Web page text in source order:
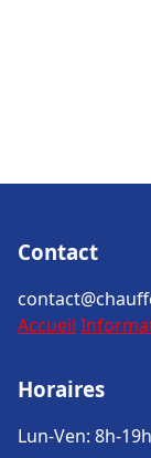
Contact
Accueil
Horaires
Lun-Ven: 8h-19h